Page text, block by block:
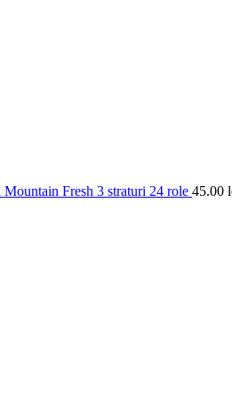
Fresh 3 straturi 24 role 45.00